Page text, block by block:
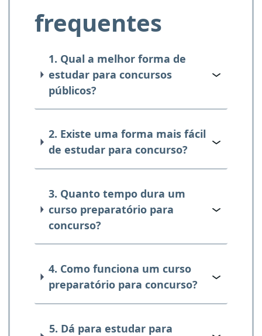
frequentes
1. Qual a melhor forma de
estudar para concursos
públicos?
2. Existe uma forma mais fácil
de estudar para concurso?
3. Quanto tempo dura um
curso preparatório para
concurso?
4. Como funciona um curso
preparatório para concurso?
5. Dá para estudar para